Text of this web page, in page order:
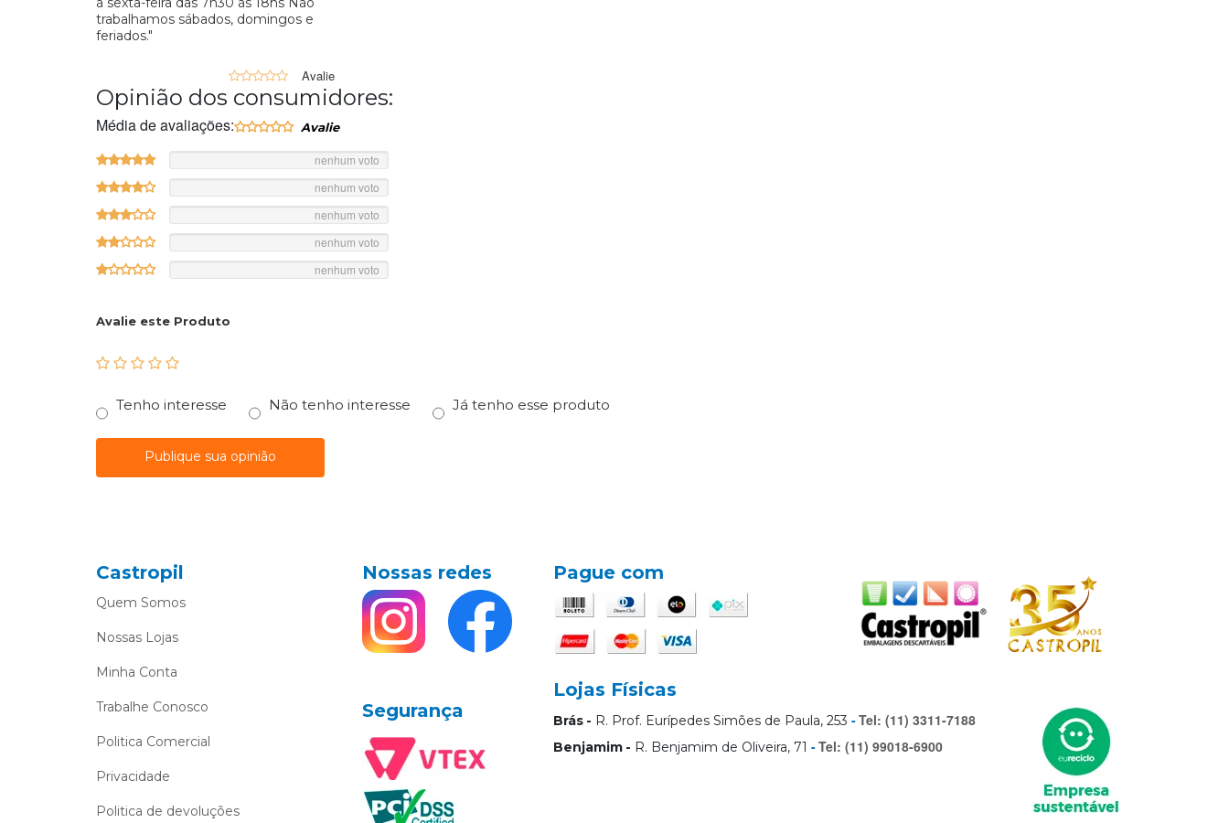
trabalhamos sábados, domingos e
feriados."
0
Opinião dos consumidores:
Média de avaliações:
nenhum voto
nenhum voto
nenhum voto
nenhum voto
nenhum voto
Avalie este Produto
Tenho interesse Não tenho interesse Já tenho esse produto
Publique sua opinião
Castropil
Quem Somos
Nossas Lojas
Minha Conta
Trabalhe Conosco
Politica Comercial
Privacidade
Politica de devoluções
Nossas redes
Segurança
Pague com
Lojas Físicas
Brás R. Prof. Eurípedes Simões de Paula, 253 Tel: (11) 3311-7188
Benjamim R. Benjamim de Oliveira, 71 Tel: (11) 99018-6900